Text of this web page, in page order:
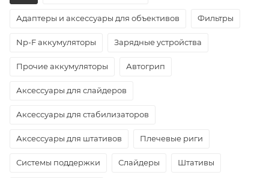
Адаптеры и аксессуары для объективов Фильтры
Np-F аккумуляторы Зарядные устройства
Прочие аккумуляторы Автогрип
Аксессуары для слайдеров
Аксессуары для стабилизаторов
Аксессуары для штативов Плечевые риги
Системы поддержки Слайдеры Штативы